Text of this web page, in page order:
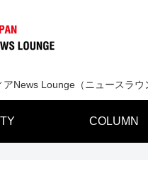
News Lounge（ニュースラウ
COLUMN